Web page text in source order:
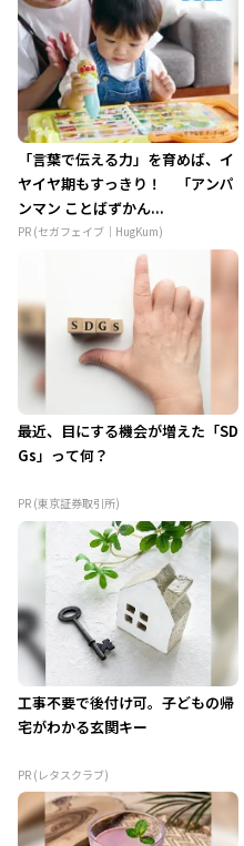
「言葉で伝える力」を育めば、イ
ヤイヤ期もすっきり！ 「アンパ
ンマン ことばずかん...
PR (セガフェイブ｜HugKum)
最近、目にする機会が増えた「SD
Gs」って何？
PR (東京証券取引所)
工事不要で後付け可。子どもの帰
宅がわかる玄関キー
PR (レタスクラブ)